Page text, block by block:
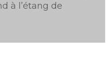
à l’étang de